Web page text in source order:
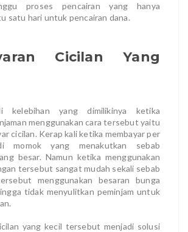
proses pencairan yang hanya
satu hari untuk pencairan dana.
Cicilan Yang
kelebihan yang dimilikinya ketika
menggunakan cara tersebut yaitu
cicilan. Kerap kali ketika membayar per
momok yang menakutkan sebab
besar. Namun ketika menggunakan
tersebut sangat mudah sekali sebab
menggunakan besaran bunga
tidak menyulitkan peminjam untuk
yang kecil tersebut menjadi solusi